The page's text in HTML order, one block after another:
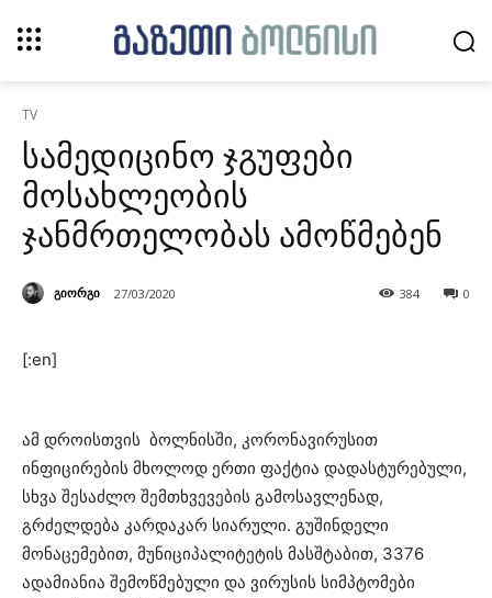
TV
სამედიცინო ჯგუფები
მოსახლეობის
ჯანმრთელობას ამოწმებენ
გიორგი 27/03/2020 0
384
[:en]
ამ დროისთვის ბოლნისში, კორონავირუსით
ინფიცირების მხოლოდ ერთი ფაქტია დადასტურებული,
სხვა შესაძლო შემთხვევების გამოსავლენად,
გრძელდება კარდაკარ სიარული. გუშინდელი
მონაცემებით, მუნიციპალიტეტის მასშტაბით, 3376
ადამიანია შემოწმებული და ვირუსის სიმპტომები